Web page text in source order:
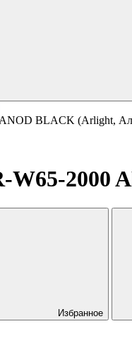
ANOD BLACK (Arlight,
W65-2000
Избранное